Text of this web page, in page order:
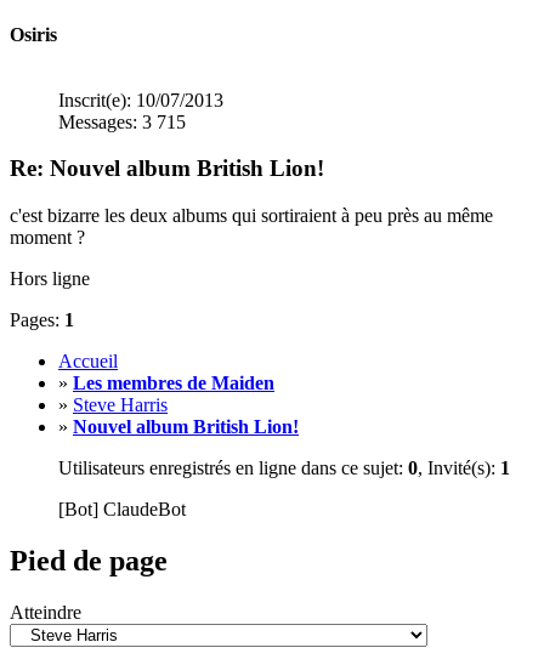
Osiris
Inscrit(e): 10/07/2013
Messages: 3 715
Re: Nouvel album British Lion!
c'est bizarre les deux albums qui sortiraient à peu près au même
moment ?
Hors ligne
Pages: 1
Accueil
» Les membres de Maiden
» Steve Harris
» Nouvel album British Lion!
Utilisateurs enregistrés en ligne dans ce sujet: 0, Invité(s): 1
[Bot] ClaudeBot
Pied de page
Atteindre